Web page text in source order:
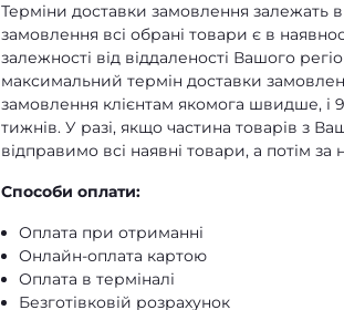
Терміни доставки замовлення залежать
замовлення всі обрані товари є в
залежності від віддаленості Вашого
максимальний термін доставки
замовлення клієнтам якомога швидше, і
тижнів. У разі, якщо частина товарів з
відправимо всі наявні товари, а потім
Способи оплати:
Оплата при отриманні
Онлайн-оплата картою
Оплата в терміналі
Безготівковій розрахунок